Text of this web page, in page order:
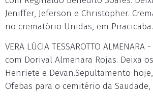
Jeniffer, Jeferson e Christopher.
no crematório Unidas, em Piracicaba.
VERA LÚCIA TESSAROTTO
com Dorival Almenara Rojas. Deixa
Henriete e Devan.Sepultamento
Ofebas para o cemitério da Saudade,